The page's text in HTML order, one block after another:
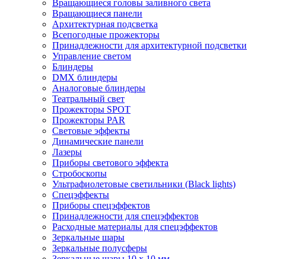
Вращающиеся головы заливного света
Вращающиеся панели
Архитектурная подсветка
Всепогодные прожекторы
Принадлежности для архитектурной подсветки
Управление светом
Блиндеры
DMX блиндеры
Аналоговые блиндеры
Театральный свет
Прожекторы SPOT
Прожекторы PAR
Световые эффекты
Динамические панели
Лазеры
Приборы светового эффекта
Стробоскопы
Ультрафиолетовые светильники (Black lights)
Спецэффекты
Приборы спецэффектов
Принадлежности для спецэффектов
Расходные материалы для спецэффектов
Зеркальные шары
Зеркальные полусферы